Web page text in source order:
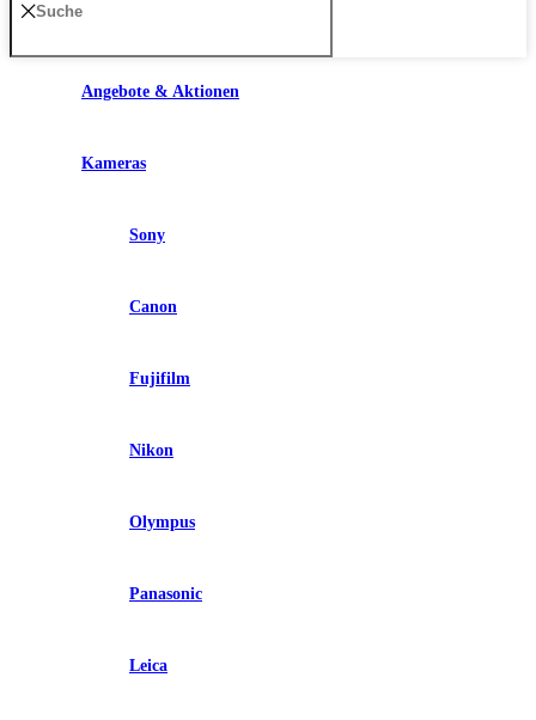
Angebote & Aktionen
Kameras
Sony
Canon
Fujifilm
Nikon
Olympus
Panasonic
Leica